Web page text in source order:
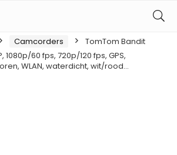
Camcorders
TomTom Bandit
1080p/60 fps, 720p/120 fps, GPS,
WLAN, waterdicht, wit/rood…